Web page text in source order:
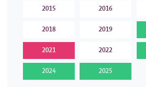
2015 2016
2018 2019
2021 2022
2024 2025